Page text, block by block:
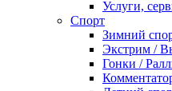
Услуги,
Спорт
Зимний
Экстрим /
Гонки /